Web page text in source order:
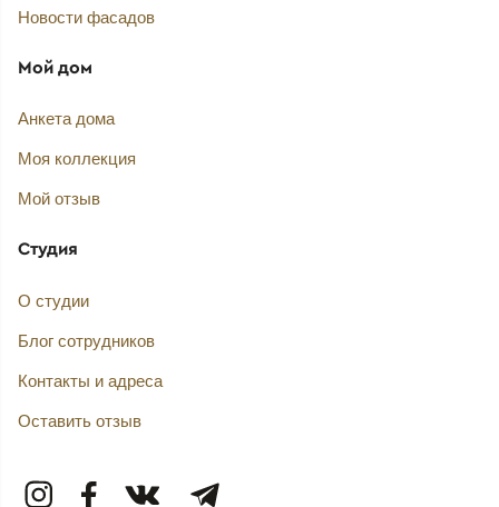
Новости фасадов
Мой дом
Анкета дома
Моя коллекция
Мой отзыв
Студия
О студии
Блог сотрудников
Контакты и адреса
Оставить отзыв